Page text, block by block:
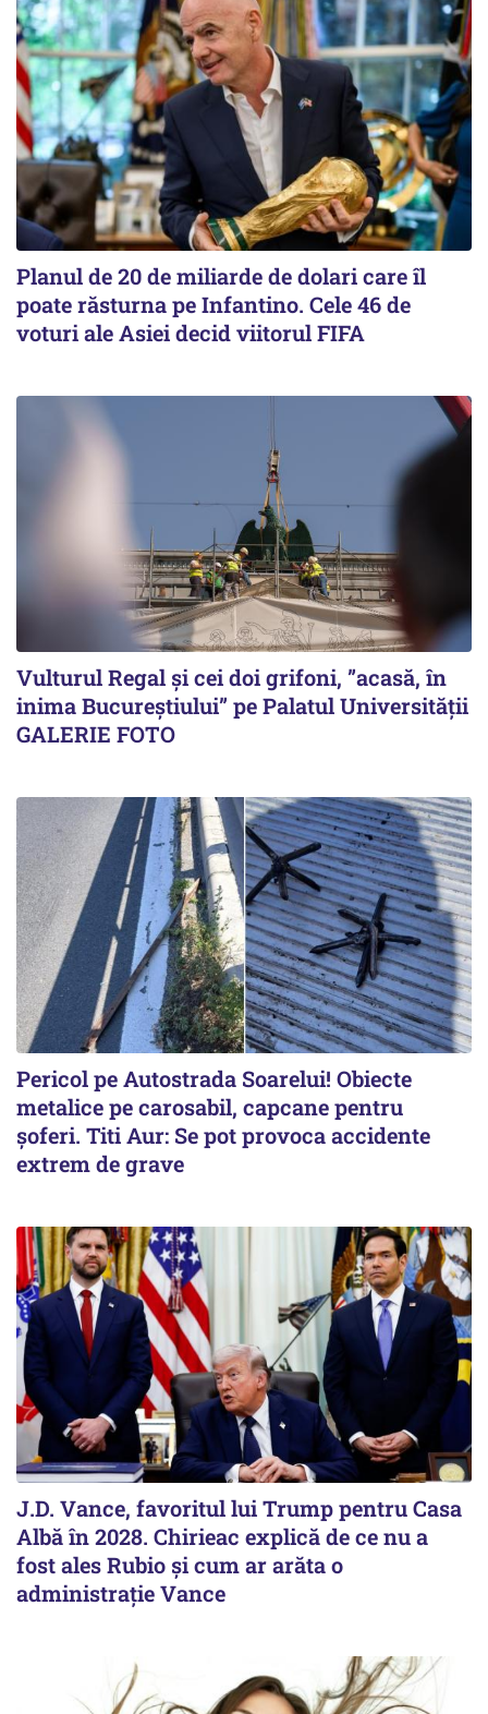
Planul de 20 de miliarde de dolari care îl
poate răsturna pe Infantino. Cele 46 de
voturi ale Asiei decid viitorul FIFA
Vulturul Regal și cei doi grifoni, ”acasă, în
inima Bucureștiului” pe Palatul Universității
GALERIE FOTO
Pericol pe Autostrada Soarelui! Obiecte
metalice pe carosabil, capcane pentru
șoferi. Titi Aur: Se pot provoca accidente
extrem de grave
J.D. Vance, favoritul lui Trump pentru Casa
Albă în 2028. Chirieac explică de ce nu a
fost ales Rubio și cum ar arăta o
administrație Vance